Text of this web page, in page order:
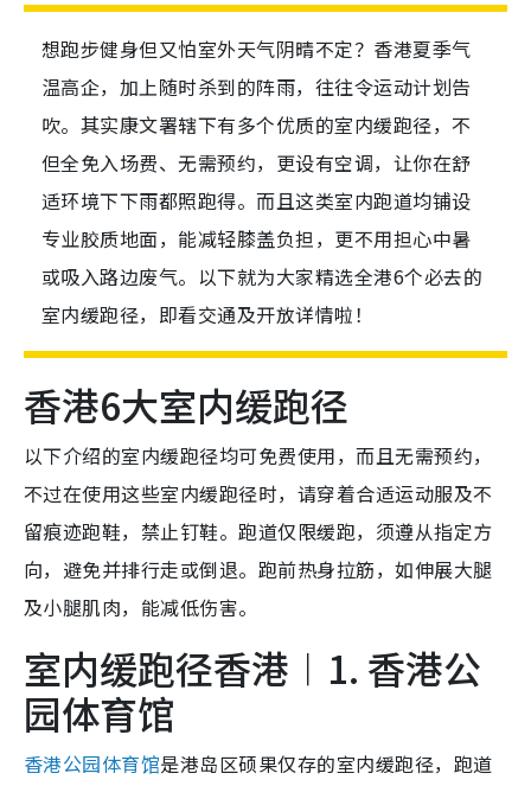
想跑步健身但又怕室外天气阴晴不定？香港夏季气
温高企，加上随时杀到的阵雨，往往令运动计划告
吹。其实康文署辖下有多个优质的室内缓跑径，不
但全免入场费、无需预约，更设有空调，让你在舒
适环境下下雨都照跑得。而且这类室内跑道均铺设
专业胶质地面，能减轻膝盖负担，更不用担心中暑
或吸入路边废气。以下就为大家精选全港6个必去的
室内缓跑径，即看交通及开放详情啦！
香港6大室内缓跑径
以下介绍的室内缓跑径均可免费使用，而且无需预约，
不过在使用这些室内缓跑径时，请穿着合适运动服及不
留痕迹跑鞋，禁止钉鞋。跑道仅限缓跑，须遵从指定方
向，避免并排行走或倒退。跑前热身拉筋，如伸展大腿
及小腿肌肉，能减低伤害。
室内缓跑径香港︱1. 香港公
园体育馆
香港公园体育馆是港岛区硕果仅存的室内缓跑径，跑道